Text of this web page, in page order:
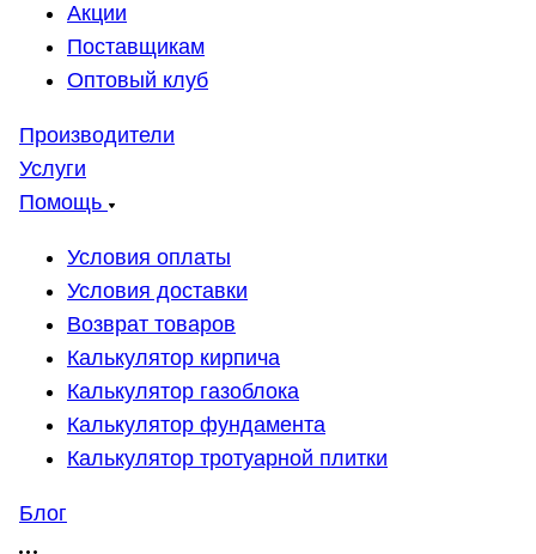
Акции
Поставщикам
Оптовый клуб
Производители
Услуги
Помощь
Условия оплаты
Условия доставки
Возврат товаров
Калькулятор кирпича
Калькулятор газоблока
Калькулятор фундамента
Калькулятор тротуарной плитки
Блог